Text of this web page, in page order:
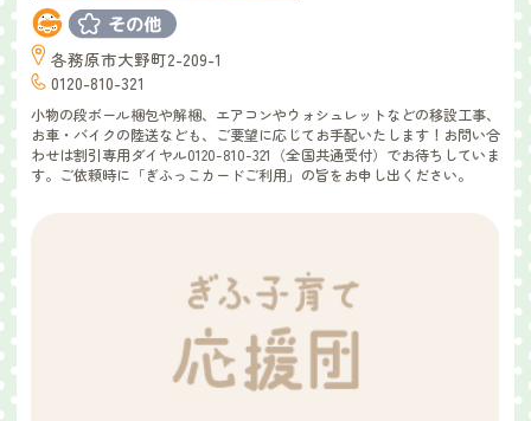
各務原市大野町2-209-1
0120-810-321
小物の段ボール梱包や解梱、エアコンやウォシュレットなどの移設工事、
お車・バイクの陸送なども、ご要望に応じてお手配いたします！お問い合
わせは割引専用ダイヤル0120-810-321（全国共通受付）でお待ちしていま
す。ご依頼時に「ぎふっこカードご利用」の旨をお申し出ください。